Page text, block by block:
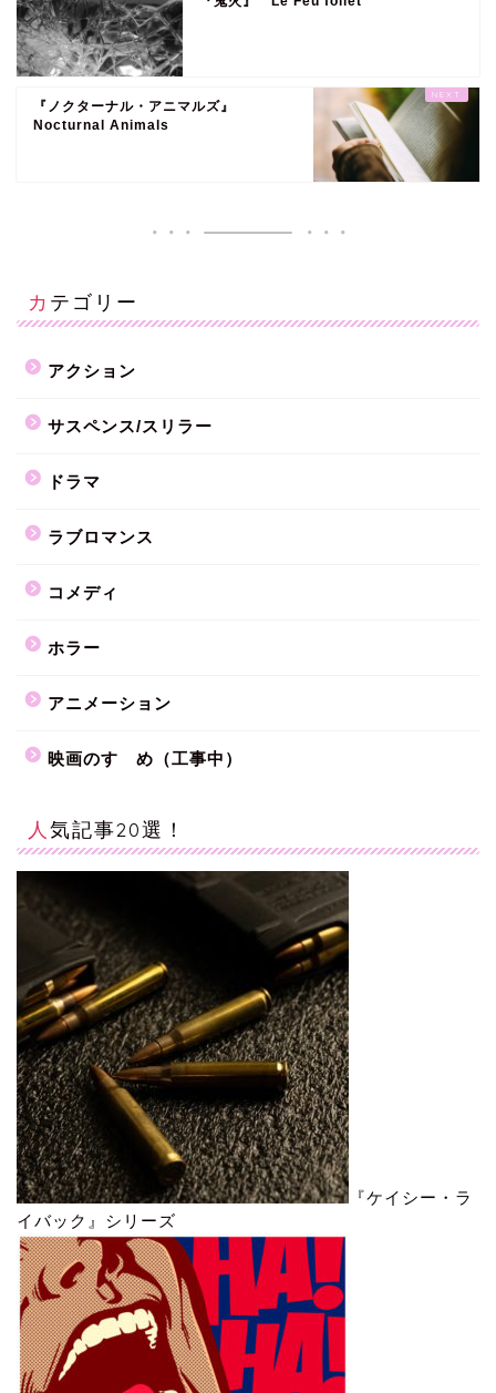
『ノクターナル・アニマルズ』
Nocturnal Animals
カテゴリー
アクション
サスペンス/スリラー
ドラマ
ラブロマンス
コメディ
ホラー
アニメーション
映画のすゝめ（工事中）
人気記事20選！
『ケイシー・ラ
イバック』シリーズ